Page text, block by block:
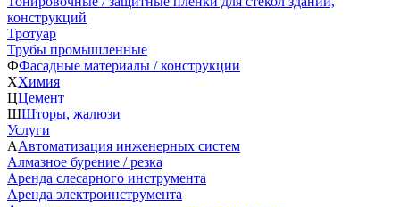
конструкций
Тротуар
Трубы промышленные
ФФасадные материалы / конструкции
ХХимия
ЦЦемент
ШШторы, жалюзи
Услуги
ААвтоматизация инженерных систем
Алмазное бурение / резка
Аренда слесарного инструмента
Аренда электроинструмента